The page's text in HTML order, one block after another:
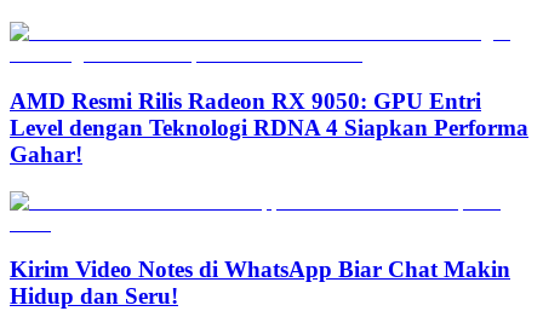
AMD Resmi Rilis Radeon RX 9050: GPU Entri
Level dengan Teknologi RDNA 4 Siapkan Performa
Gahar!
Kirim Video Notes di WhatsApp Biar Chat Makin
Hidup dan Seru!